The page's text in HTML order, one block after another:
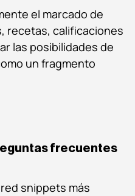
el marcado de
recetas, calificaciones
las posibilidades de
un fragmento
frecuentes
snippets más